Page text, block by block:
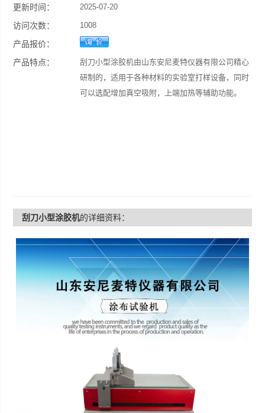
更新时间： 2025-07-20
访问次数： 1008
产品报价：
产品特点：
刮刀小型涂胶机由山东安尼麦特仪器有限公司精心
研制的，适用于各种材料的实验室打样设备，同时
可以选配增加真空吸附，上端加热等辅助功能。
刮刀小型涂胶机的详细资料：